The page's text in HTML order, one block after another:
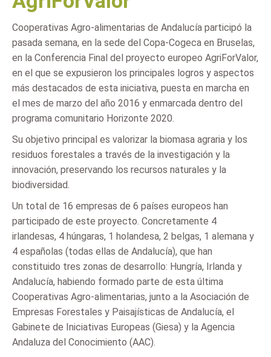
Cooperativas Agro-alimentarias de Andalucía participó la
pasada semana, en la sede del Copa-Cogeca en Bruselas,
en la Conferencia Final del proyecto europeo AgriForValor,
en el que se expusieron los principales logros y aspectos
más destacados de esta iniciativa, puesta en marcha en
el mes de marzo del año 2016 y enmarcada dentro del
programa comunitario Horizonte 2020.
Su objetivo principal es valorizar la biomasa agraria y los
residuos forestales a través de la investigación y la
innovación, preservando los recursos naturales y la
biodiversidad.
Un total de 16 empresas de 6 países europeos han
participado de este proyecto. Concretamente 4
irlandesas, 4 húngaras, 1 holandesa, 2 belgas, 1 alemana y
4 españolas (todas ellas de Andalucía), que han
constituido tres zonas de desarrollo: Hungría, Irlanda y
Andalucía, habiendo formado parte de esta última
Cooperativas Agro-alimentarias, junto a la Asociación de
Empresas Forestales y Paisajísticas de Andalucía, el
Gabinete de Iniciativas Europeas (Giesa) y la Agencia
Andaluza del Conocimiento (AAC).